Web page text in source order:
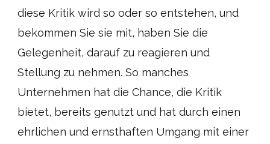
diese Kritik wird so oder so entstehen, und
bekommen Sie sie mit, haben Sie die
Gelegenheit, darauf zu reagieren und
Stellung zu nehmen. So manches
Unternehmen hat die Chance, die Kritik
bietet, bereits genutzt und hat durch einen
ehrlichen und ernsthaften Umgang mit einer